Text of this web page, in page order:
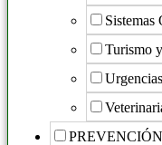
Sistemas
Turismo